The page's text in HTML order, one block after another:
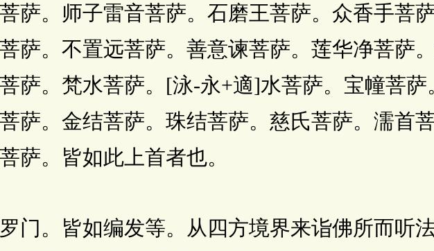
萨。师子雷音菩萨。石磨王菩萨。众香手菩萨
萨。不置远菩萨。善意谏菩萨。莲华净菩萨
萨。梵水菩萨。[泳-永+適]水菩萨。宝幢菩萨
萨。金结菩萨。珠结菩萨。慈氏菩萨。濡首
萨。皆如此上首者也。
皆如编发等。从四方境界来诣佛所而听法